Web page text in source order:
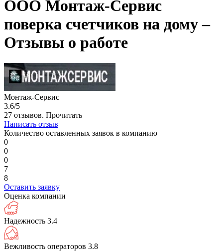
ООО Монтаж-Сервис
поверка счетчиков на дому –
Отзывы о работе
Монтаж-Сервис
3.6/5
27 отзывов. Прочитать
Написать отзыв
Количество оставленных заявок в компанию
0
0
0
7
8
Оставить заявку
Оценка компании
Надежность 3.4
Вежливость операторов 3.8